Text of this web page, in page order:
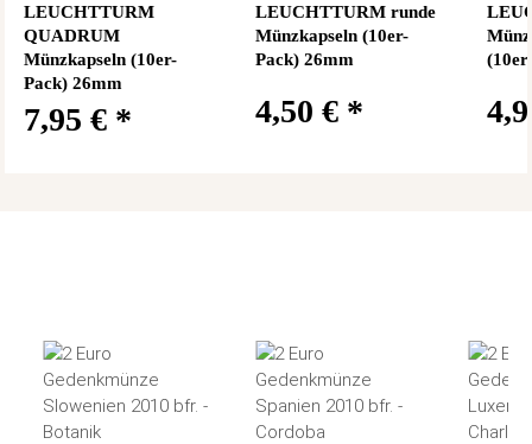
LEUCHTTURM
QUADRUM
Münzkapseln (10er-
Pack) 26mm
7,95 € *
LEUCHTTURM runde
Münzkapseln (10er-
Pack) 26mm
4,50 € *